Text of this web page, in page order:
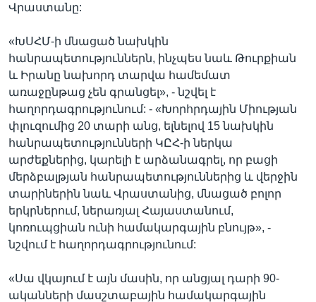
Վրաստանը:
«ԽՍՀՄ-ի մնացած նախկին
հանրապետություններն, ինչպես նաև Թուրքիան
և Իրանը նախորդ տարվա համեմատ
առաջընթաց չեն գրանցել», - նշվել է
հաղորդագրությունում: - «Խորհրդային Միության
փլուզումից 20 տարի անց, ելնելով 15 նախկին
հանրապետությունների ԿԸՀ-ի ներկա
արժեքներից, կարելի է արձանագրել, որ բացի
մերձբալթյան հանրապետություններից և վերջին
տարիներին նաև Վրաստանից, մնացած բոլոր
երկրներում, ներառյալ Հայաստանում,
կոռուպցիան ունի համակարգային բնույթ», -
նշվում է հաղորդագրությունում:
«Սա վկայում է այն մասին, որ անցյալ դարի 90-
ականների մասշտաբային համակարգային